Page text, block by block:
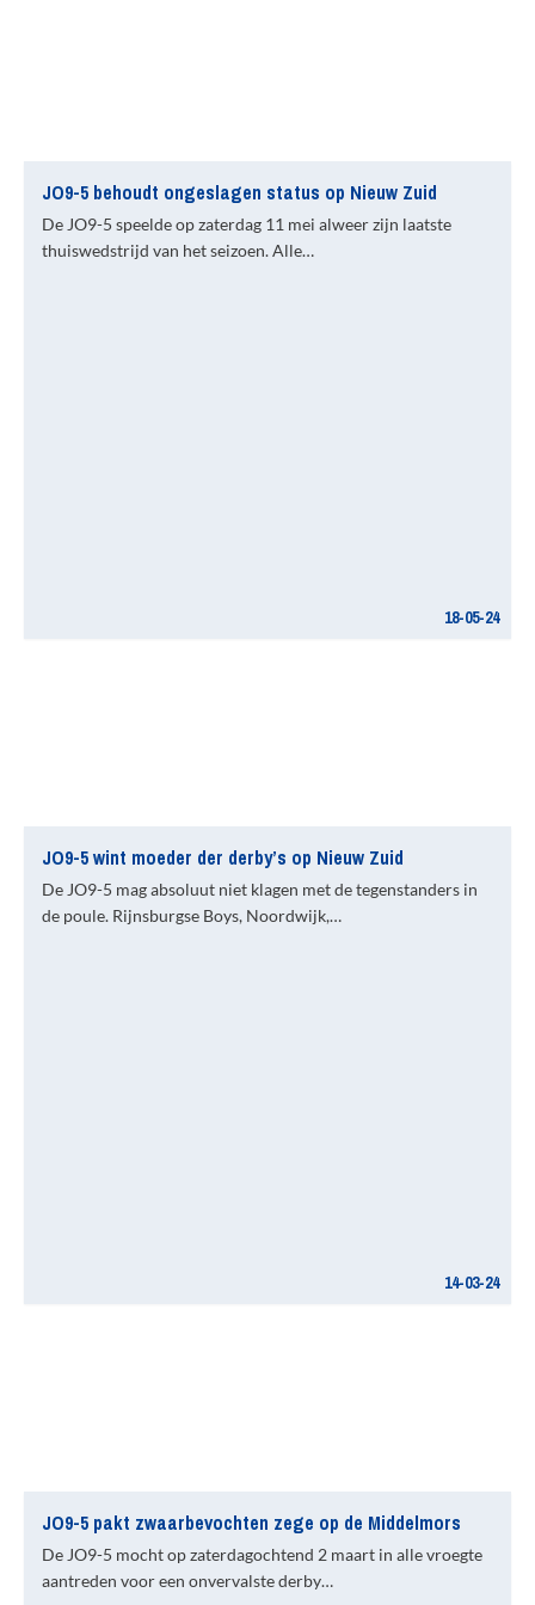
JO9-5 behoudt ongeslagen status op Nieuw Zuid
De JO9-5 speelde op zaterdag 11 mei alweer zijn laatste
thuiswedstrijd van het seizoen. Alle…
18-05-24
JO9-5 wint moeder der derby’s op Nieuw Zuid
De JO9-5 mag absoluut niet klagen met de tegenstanders in
de poule. Rijnsburgse Boys, Noordwijk,…
14-03-24
JO9-5 pakt zwaarbevochten zege op de Middelmors
De JO9-5 mocht op zaterdagochtend 2 maart in alle vroegte
aantreden voor een onvervalste derby…